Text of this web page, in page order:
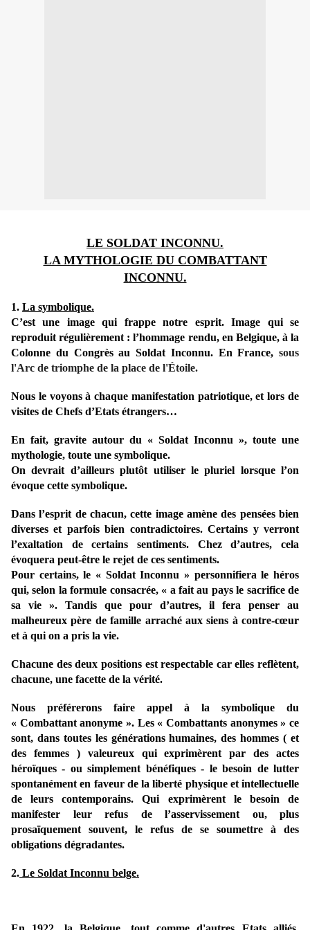
LE SOLDAT INCONNU.
LA MYTHOLOGIE DU COMBATTANT
INCONNU.
1. La symbolique.
C’est une image qui frappe notre esprit. Image qui se
reproduit régulièrement : l’hommage rendu, en Belgique, à la
Colonne du Congrès au Soldat Inconnu. En France, sous
l'Arc de triomphe de la place de l'Étoile.
Nous le voyons à chaque manifestation patriotique, et lors de
visites de Chefs d’Etats étrangers…
En fait, gravite autour du « Soldat Inconnu », toute une
mythologie, toute une symbolique.
On devrait d’ailleurs plutôt utiliser le pluriel lorsque l’on
évoque cette symbolique.
Dans l’esprit de chacun, cette image amène des pensées bien
diverses et parfois bien contradictoires. Certains y verront
l’exaltation de certains sentiments. Chez d’autres, cela
évoquera peut-être le rejet de ces sentiments.
Pour certains, le « Soldat Inconnu » personnifiera le héros
qui, selon la formule consacrée, « a fait au pays le sacrifice de
sa vie ». Tandis que pour d’autres, il fera penser au
malheureux père de famille arraché aux siens à contre-cœur
et à qui on a pris la vie.
Chacune des deux positions est respectable car elles reflètent,
chacune, une facette de la vérité.
Nous préférerons faire appel à la symbolique du
« Combattant anonyme ». Les « Combattants anonymes » ce
sont, dans toutes les générations humaines, des hommes ( et
des femmes ) valeureux qui exprimèrent par des actes
héroïques - ou simplement bénéfiques - le besoin de lutter
spontanément en faveur de la liberté physique et intellectuelle
de leurs contemporains. Qui exprimèrent le besoin de
manifester leur refus de l’asservissement ou, plus
prosaïquement souvent, le refus de se soumettre à des
obligations dégradantes.
2. Le Soldat Inconnu belge.